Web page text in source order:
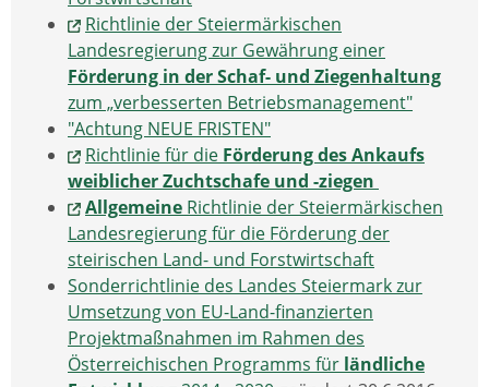
Richtlinie der Steiermärkischen
Landesregierung zur Gewährung einer
Förderung in der Schaf- und Ziegenhaltung
zum „verbesserten Betriebsmanagement"
"Achtung NEUE FRISTEN"
Richtlinie für die Förderung des Ankaufs
weiblicher Zuchtschafe und -ziegen
Allgemeine Richtlinie der Steiermärkischen
Landesregierung für die Förderung der
steirischen Land- und Forstwirtschaft
Sonderrichtlinie des Landes Steiermark zur
Umsetzung von EU-Land-finanzierten
Projektmaßnahmen im Rahmen des
Österreichischen Programms für ländliche